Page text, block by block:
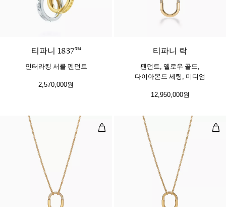
2 소재
티파니 1837™
인터라킹 서클 펜던트
2,570,000원
티파니 락
펜던트, 옐로우 골드,
다이아몬드 세팅, 미디엄
12,950,000원
스몰 펜던트, 옐로우 골드, 다이아몬
스